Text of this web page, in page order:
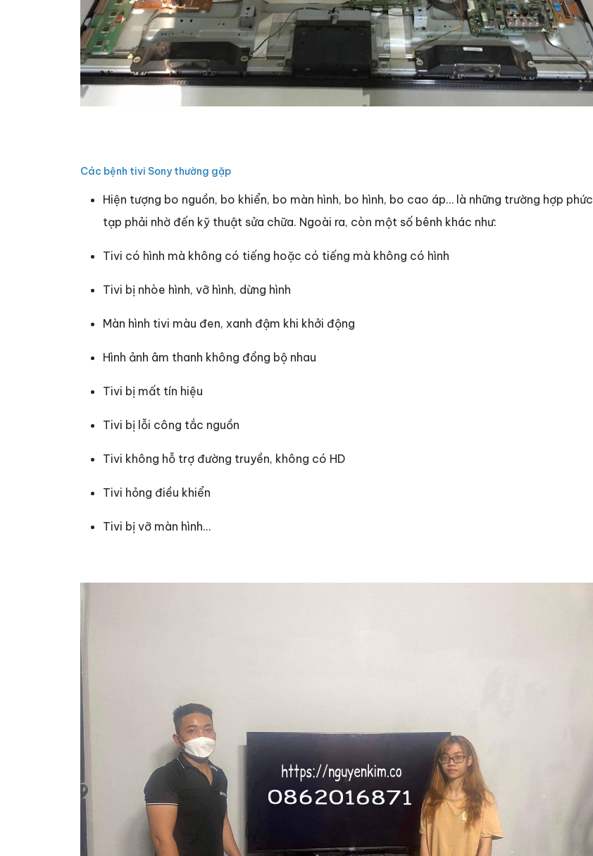
Các bệnh tivi Sony thường gặp
Hiện tượng bo nguồn, bo khiển, bo màn hình, bo hình, bo cao áp… là những trường hợp phức
tạp phải nhờ đến kỹ thuật sửa chữa. Ngoài ra, còn một số bênh khác như:
Tivi có hình mà không có tiếng hoặc có tiếng mà không có hình
Tivi bị nhòe hình, vỡ hình, dừng hình
Màn hình tivi màu đen, xanh đậm khi khởi động
Hình ảnh âm thanh không đồng bộ nhau
Tivi bị mất tín hiệu
Tivi bị lỗi công tắc nguồn
Tivi không hỗ trợ đường truyền, không có HD
Tivi hỏng điều khiển
Tivi bị vỡ màn hình…